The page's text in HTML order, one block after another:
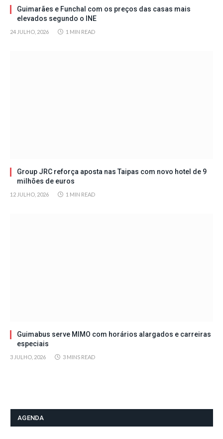
Guimarães e Funchal com os preços das casas mais
elevados segundo o INE
24 JULHO, 2026 1 MIN READ
Group JRC reforça aposta nas Taipas com novo hotel de 9
milhões de euros
12 JULHO, 2026 1 MIN READ
Guimabus serve MIMO com horários alargados e carreiras
especiais
3 JULHO, 2026 3 MINS READ
AGENDA